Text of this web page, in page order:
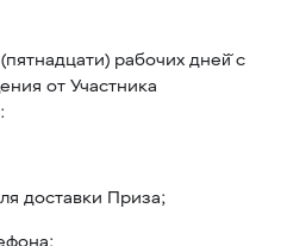
рабочих дней̆ с
от Участника
доставки Приза;